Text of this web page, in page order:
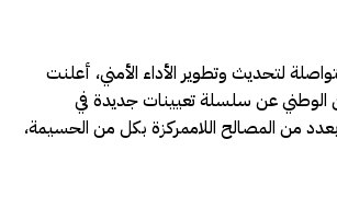
لتحديث وتطوير الأداء الأمني، أعلنت
الوطني عن سلسلة تعيينات جديدة في
من المصالح اللاممركزة بكل من الحسيمة،